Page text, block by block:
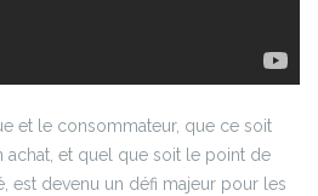
et le consommateur, que ce soit
achat, et quel que soit le point de
est devenu un défi majeur pour les